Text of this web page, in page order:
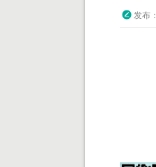
发布：